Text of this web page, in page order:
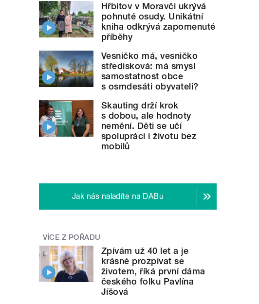
Hřbitov v Moravči ukrývá
pohnuté osudy. Unikátní
kniha odkrývá zapomenuté
příběhy
Vesničko má, vesničko
středisková: má smysl
samostatnost obce
s osmdesáti obyvateli?
Skauting drží krok
s dobou, ale hodnoty
nemění. Děti se učí
spolupráci i životu bez
mobilů
Jak nás naladíte na DABu
VÍCE Z POŘADU
Zpívám už 40 let a je
krásné prozpívat se
životem, říká první dáma
českého folku Pavlína
Jíšová